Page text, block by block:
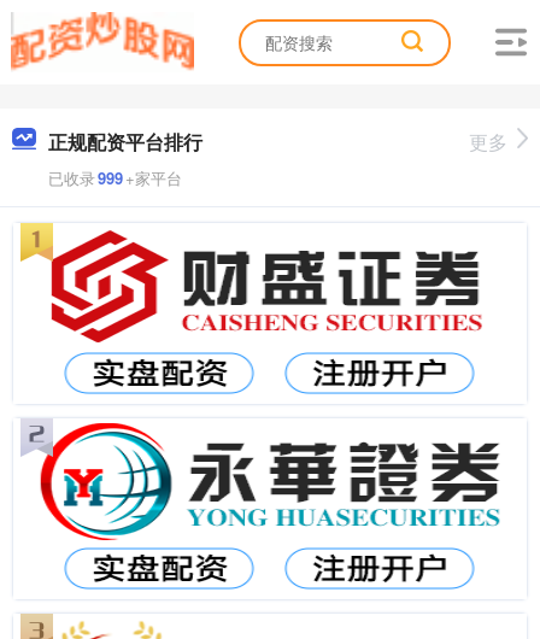
正规配资平台排行
已收录999+家平台
更多